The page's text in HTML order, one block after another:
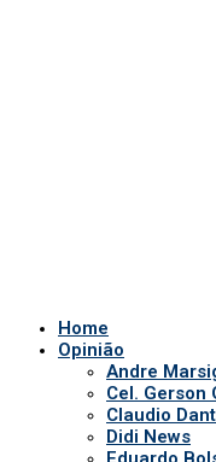
Home
Opinião
Andre
Cel. Gerson
Claudio
Didi News